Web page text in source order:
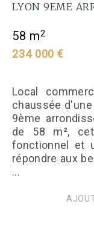
LYON 9EME
58 m2
234 000 €
Local
chaussée
9ème
de 58 m²,
fonctionnel et
répondre aux
...